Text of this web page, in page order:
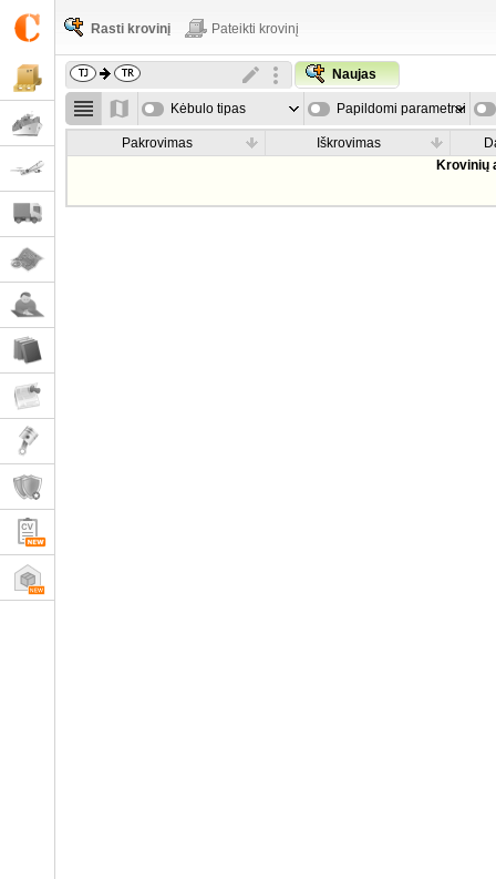
Rasti krovinį Pateikti krovinį
Naujas
Kėbulo tipas Papildomi parametrai
Pakrovimas Iškrovimas
Krovinių